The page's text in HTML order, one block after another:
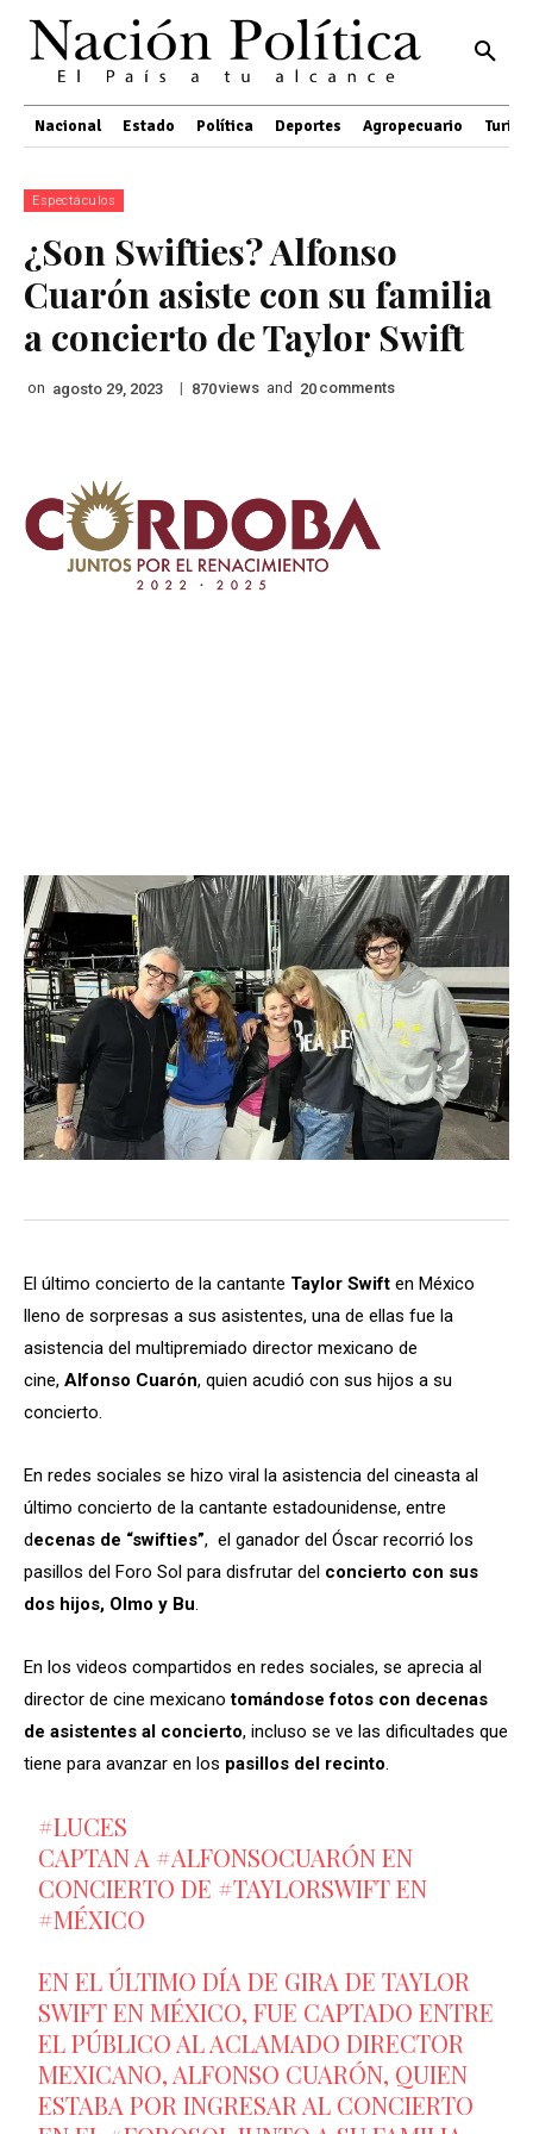
Nacional Estado Política Deportes Agropecuario
Espectáculos
¿Son Swifties? Alfonso
Cuarón asiste con su familia
a concierto de Taylor Swift
on agosto 29, 2023 | 870views and 20 comments
El último concierto de la cantante Taylor Swift en México
lleno de sorpresas a sus asistentes, una de ellas fue la
asistencia del multipremiado director mexicano de
cine, Alfonso Cuarón, quien acudió con sus hijos a su
concierto.
En redes sociales se hizo viral la asistencia del cineasta al
último concierto de la cantante estadounidense, entre
decenas de “swifties”, el ganador del Óscar recorrió los
pasillos del Foro Sol para disfrutar del concierto con sus
dos hijos, Olmo y Bu.
En los videos compartidos en redes sociales, se aprecia al
director de cine mexicanotomándose fotos con decenas
de asistentes al concierto, incluso se ve las dificultades que
tiene para avanzar en los pasillos del recinto.
#LUCES
CAPTAN A #ALFONSOCUARÓNEN
CONCIERTO DE #TAYLORSWIFTEN
#MÉXICO
EN EL ÚLTIMO DÍA DE GIRA DE TAYLOR
SWIFT EN MÉXICO, FUE CAPTADO ENTRE
EL PÚBLICO AL ACLAMADO DIRECTOR
MEXICANO, ALFONSO CUARÓN, QUIEN
ESTABA POR INGRESAR AL CONCIERTO